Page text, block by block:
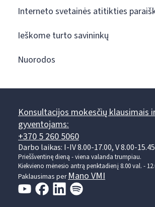
Interneto svetainės atitikties
Ieškome turto savininkų
Nuorodos
Konsultacijos mokesčių klausimais
gyventojams:
+370 5 260 5060
Darbo laikas: I-IV 8.00-17.00, V 8.00-
Prieššventinę dieną - viena valanda trumpiau.
Kiekvieno mėnesio antrą penktadienį 8.00 val. -
Paklausimas per Mano VMI